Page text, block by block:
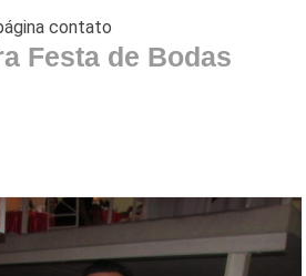
Festa de Bodas